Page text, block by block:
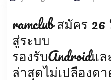
ramclub สมัคร 26
สู่ระบบ
รองรับAndroidแ
ล่าสุดไม่เปลืองดา